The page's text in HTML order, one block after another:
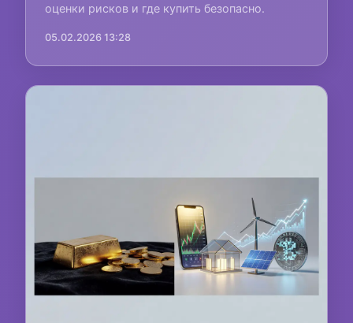
оценки рисков и где купить безопасно.
05.02.2026 13:28